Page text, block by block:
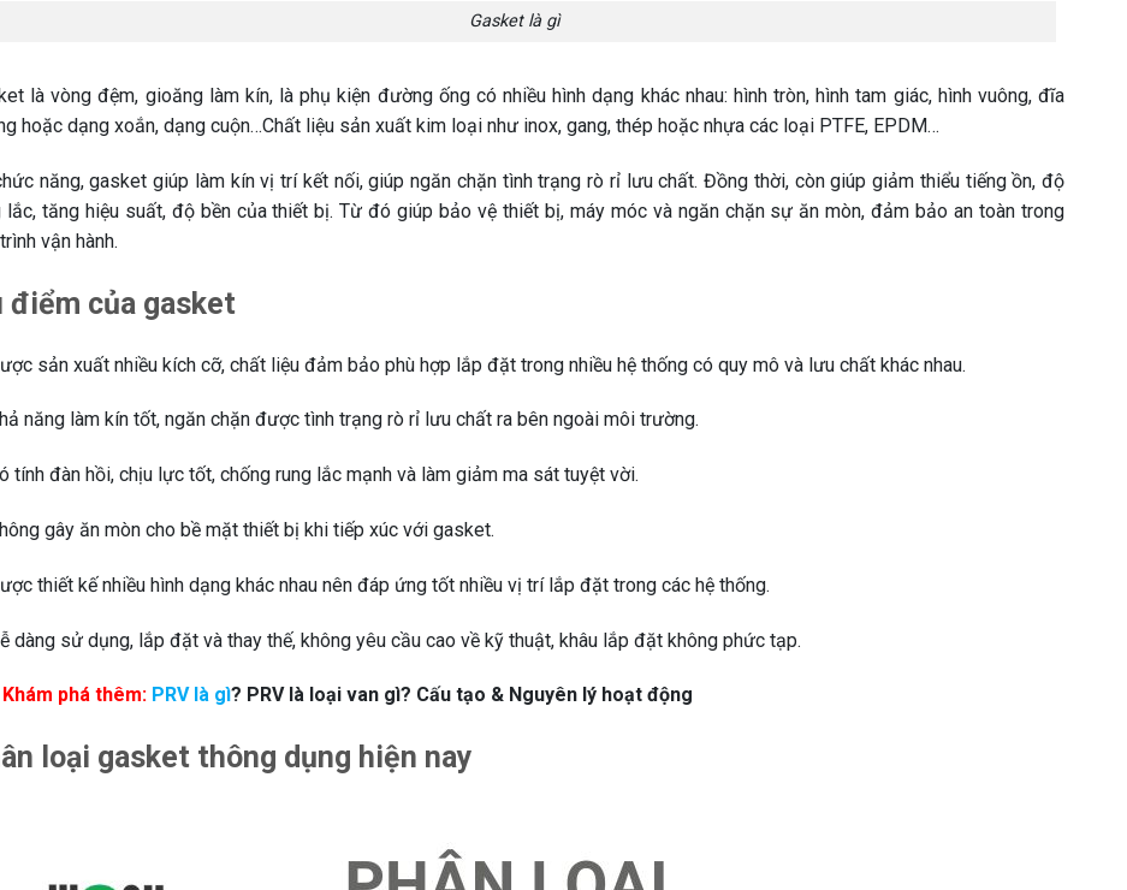
Gasket là gì
là vòng đệm, gioăng làm kín, là phụ kiện đường ống có nhiều hình dạng khác nhau: hình tròn, hình tam giác, hình vuông, đĩa
hoặc dạng xoắn, dạng cuộn…Chất liệu sản xuất kim loại như inox, gang, thép hoặc nhựa các loại PTFE, EPDM…
năng, gasket giúp làm kín vị trí kết nối, giúp ngăn chặn tình trạng rò rỉ lưu chất. Đồng thời, còn giúp giảm thiểu tiếng ồn, độ
lắc, tăng hiệu suất, độ bền của thiết bị. Từ đó giúp bảo vệ thiết bị, máy móc và ngăn chặn sự ăn mòn, đảm bảo an toàn trong
vận hành.
điểm của gasket
sản xuất nhiều kích cỡ, chất liệu đảm bảo phù hợp lắp đặt trong nhiều hệ thống có quy mô và lưu chất khác nhau.
năng làm kín tốt, ngăn chặn được tình trạng rò rỉ lưu chất ra bên ngoài môi trường.
tính đàn hồi, chịu lực tốt, chống rung lắc mạnh và làm giảm ma sát tuyệt vời.
gây ăn mòn cho bề mặt thiết bị khi tiếp xúc với gasket.
thiết kế nhiều hình dạng khác nhau nên đáp ứng tốt nhiều vị trí lắp đặt trong các hệ thống.
dàng sử dụng, lắp đặt và thay thế, không yêu cầu cao về kỹ thuật, khâu lắp đặt không phức tạp.
Khám phá thêm: PRV là gì? PRV là loại van gì? Cấu tạo & Nguyên lý hoạt động
loại gasket thông dụng hiện nay